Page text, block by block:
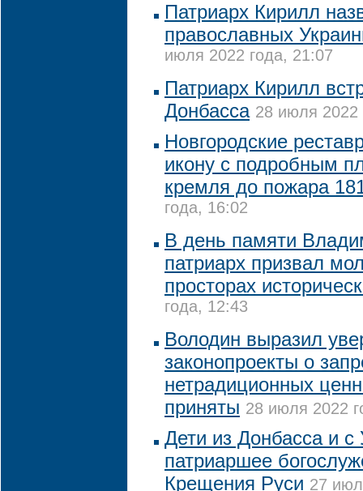
Патриарх Кирилл
православных
июля 2022 года, 21:07
Патриарх Кирилл
Донбасса 28 июля 2022
Новгородские
икону с подробным
кремля до пожара
года, 16:02
В день памяти
патриарх призвал
просторах
года, 12:43
Володин выразил
законопроекты о
нетрадиционных
приняты 28 июля 2022
Дети из Донбасса и с
патриаршее
Крещения Руси 27